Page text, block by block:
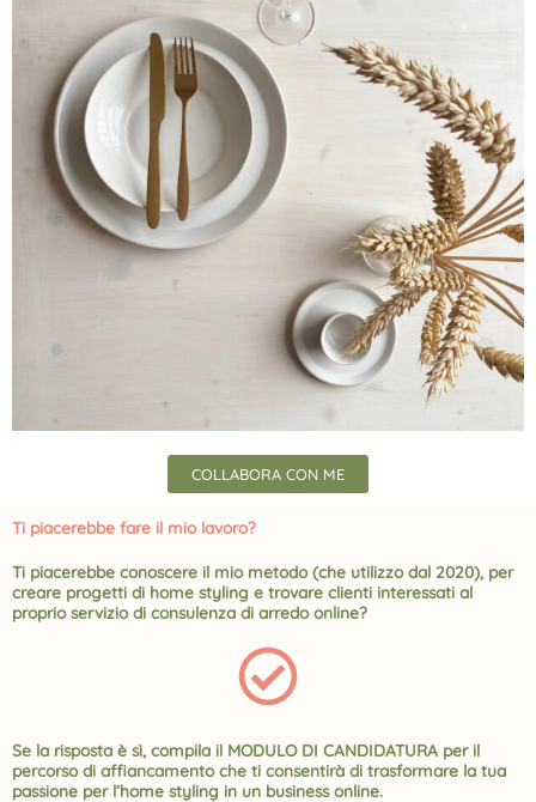
COLLABORA CON ME
Ti piacerebbe fare il mio lavoro?
Ti piacerebbe conoscere il mio metodo (che utilizzo dal 2020), per
creare progetti di home styling e trovare clienti interessati al
proprio servizio di consulenza di arredo online?
Se la risposta è sì, compila il MODULO DI CANDIDATURA per il
percorso di affiancamento che ti consentirà di trasformare la tua
passione per l’home styling in un business online.